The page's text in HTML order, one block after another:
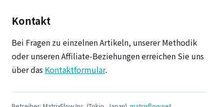
Kontakt
Bei Fragen zu einzelnen Artikeln, unserer Methodik
oder unseren Affiliate-Beziehungen erreichen Sie uns
über das Kontaktformular.